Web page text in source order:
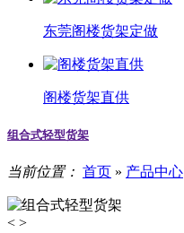
东莞阁楼货架定做
阁楼货架直供
组合式轻型货架
当前位置： 首页 » 产品中心
< >